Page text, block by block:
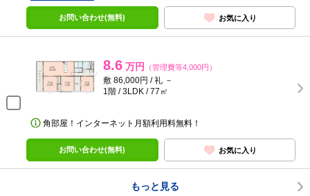
お問い合わせ(無料) お気に入り
8.6 万円 （管理費等4,000円）
敷 86,000円 / 礼 －
1階 / 3LDK / 77㎡
角部屋！インターネット月額利用料無料！
お問い合わせ(無料) お気に入り
もっと見る